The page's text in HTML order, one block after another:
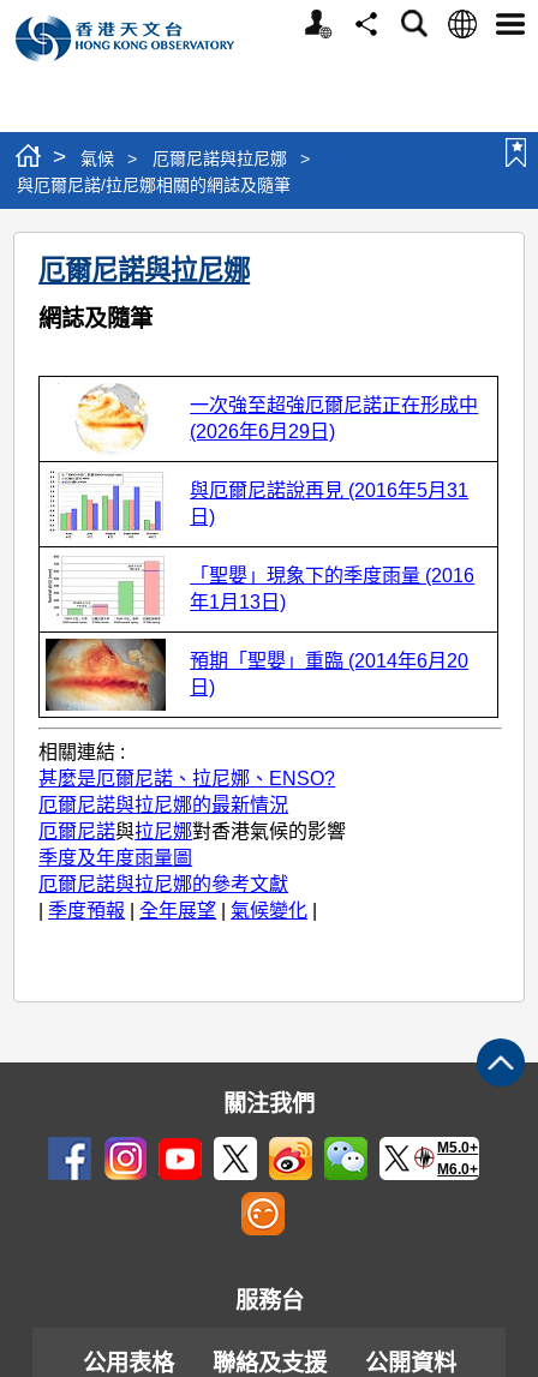
個
分
搜
語
選
> 氣候 > 厄爾尼諾與拉尼娜
>
與厄爾尼諾/拉尼娜相關的網誌及隨筆
與
厄
爾
尼
相
網
誌
及
隨
筆
厄爾尼諾與拉尼娜
網誌及隨筆
一次強至超強厄爾尼諾正在形成中
(2026年6月29日)
與厄爾尼諾說再見 (2016年5月31
日)
「聖嬰」現象下的季度雨量 (2016
年1月13日)
預期「聖嬰」重臨 (2014年6月20
日)
相關連結 :
甚麼是厄爾尼諾、拉尼娜、ENSO?
厄爾尼諾與拉尼娜的最新情況
厄爾尼諾與拉尼娜對香港氣候的影響
季度及年度雨量圖
厄爾尼諾與拉尼娜的參考文獻
季度預報 |全年展望 |氣候變化
關注我們
M5.0+
M6.0+
服務台
公用表格 聯絡及支援
公開資料